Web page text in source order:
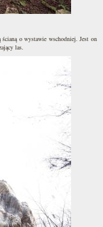
ścianą o wystawie wschodniej. Jest on
las.